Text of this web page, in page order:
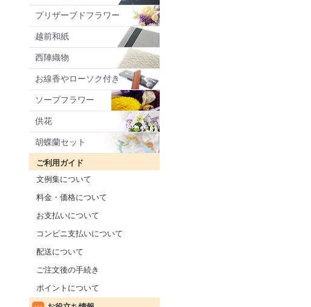
プリザーブドフラワー
越前和紙
西陣織物
お線香やローソク付き
ソープフラワー
供花
胡蝶蘭セット
ご利用ガイド
文例集について
料金・価格について
お支払いについて
コンビニ支払いについて
配送について
ご注文後の手続き
ポイントについて